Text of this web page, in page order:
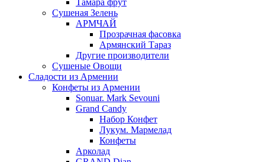
Тамара фрут
Сушеная Зелень
АРМЧАЙ
Прозрачная фасовка
Армянский Тараз
Другие производители
Сушеные Овощи
Сладости из Армении
Конфеты из Армении
Sonuar. Mark Sevouni
Grand Candy
Набор Конфет
Лукум. Мармелад
Конфеты
Арколад